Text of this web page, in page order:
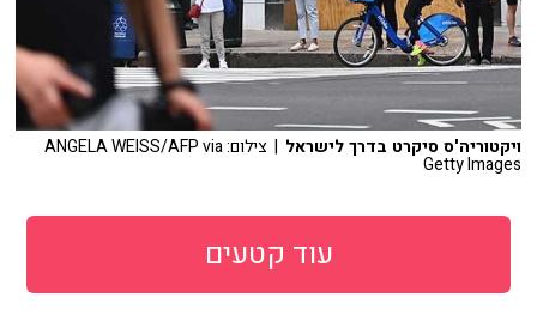
ויקטוריה'ס סיקרט בדרך לישראל | צילום: ANGELA WEISS/AFP via
Getty Images
עוד קטעים